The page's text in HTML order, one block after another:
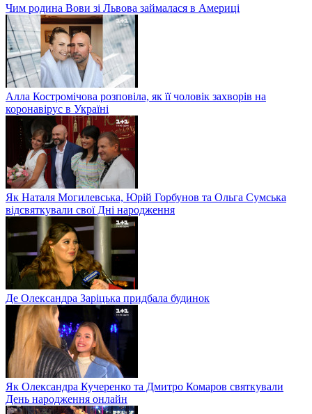
Чим родина Вови зі Львова займалася в Америці
Алла Костромічова розповіла, як її чоловік захворів на
коронавірус в Україні
Як Наталя Могилевська, Юрій Горбунов та Ольга Сумська
відсвяткували свої Дні народження
Де Олександра Заріцька придбала будинок
Як Олександра Кучеренко та Дмитро Комаров святкували
День народження онлайн